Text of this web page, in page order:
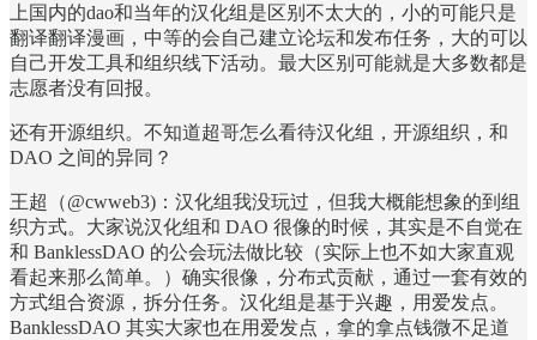
上国内的dao和当年的汉化组是区别不太大的，小的可能只是
翻译翻译漫画，中等的会自己建立论坛和发布任务，大的可以
自己开发工具和组织线下活动。最大区别可能就是大多数都是
志愿者没有回报。
还有开源组织。不知道超哥怎么看待汉化组，开源组织，和
DAO 之间的异同？
王超（@cwweb3)：汉化组我没玩过，但我大概能想象的到组
织方式。大家说汉化组和 DAO 很像的时候，其实是不自觉在
和 BanklessDAO 的公会玩法做比较（实际上也不如大家直观
看起来那么简单。）确实很像，分布式贡献，通过一套有效的
方式组合资源，拆分任务。汉化组是基于兴趣，用爱发点。
BanklessDAO 其实大家也在用爱发点，拿的拿点钱微不足道